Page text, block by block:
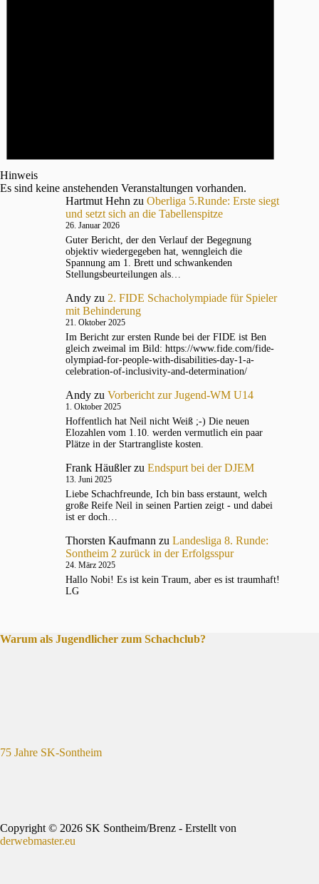
Hinweis
Es sind keine anstehenden Veranstaltungen vorhanden.
Hartmut Hehn zu Oberliga 5.Runde: Erste siegt
und setzt sich an die Tabellenspitze
26. Januar 2026
Guter Bericht, der den Verlauf der Begegnung
objektiv wiedergegeben hat, wenngleich die
Spannung am 1. Brett und schwankenden
Stellungsbeurteilungen als…
Andy zu 2. FIDE Schacholympiade für Spieler
mit Behinderung
21. Oktober 2025
Im Bericht zur ersten Runde bei der FIDE ist Ben
gleich zweimal im Bild: https://www.fide.com/fide-
olympiad-for-people-with-disabilities-day-1-a-
celebration-of-inclusivity-and-determination/
Andy zu Vorbericht zur Jugend-WM U14
1. Oktober 2025
Hoffentlich hat Neil nicht Weiß ;-) Die neuen
Elozahlen vom 1.10. werden vermutlich ein paar
Plätze in der Startrangliste kosten.
Frank Häußlerzu Endspurt bei der DJEM
13. Juni 2025
Liebe Schachfreunde, Ich bin bass erstaunt, welch
große Reife Neil in seinen Partien zeigt - und dabei
ist er doch…
Thorsten Kaufmann zu Landesliga 8. Runde:
Sontheim 2 zurück in der Erfolgsspur
24. März 2025
Hallo Nobi! Es ist kein Traum, aber es ist traumhaft!
LG
Warum als Jugendlicher zum Schachclub?
75 Jahre SK-Sontheim
Copyright © 2026 SK Sontheim/Brenz - Erstellt von
derwebmaster.eu